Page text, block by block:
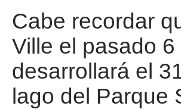
Cabe recordar
Ville el pasado
desarrollará el
lago del Parque